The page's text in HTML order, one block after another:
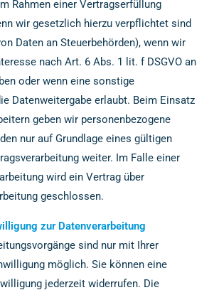
Rahmen einer Vertragserfüllung
wir gesetzlich hierzu verpflichtet sind
Daten an Steuerbehörden), wenn wir
nach Art. 6 Abs. 1 lit. f DSGVO an
oder wenn eine sonstige
Datenweitergabe erlaubt. Beim Einsatz
geben wir personenbezogene
nur auf Grundlage eines gültigen
weiter. Im Falle einer
wird ein Vertrag über
geschlossen.
zur Datenverarbeitung
sind nur mit Ihrer
möglich. Sie können eine
jederzeit widerrufen. Die